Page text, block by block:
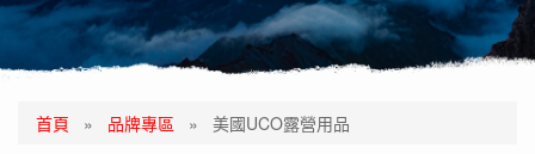
首頁 » 品牌專區 » 美國UCO露營用品